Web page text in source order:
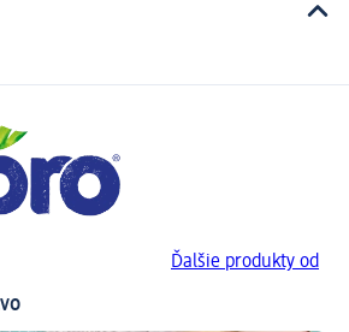
Ďalšie produkty od